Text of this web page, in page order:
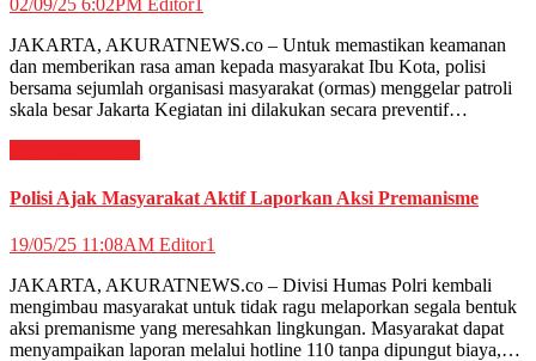
02/09/25 6:02PM Editor1
JAKARTA, AKURATNEWS.co – Untuk memastikan keamanan
dan memberikan rasa aman kepada masyarakat Ibu Kota, polisi
bersama sejumlah organisasi masyarakat (ormas) menggelar patroli
skala besar Jakarta Kegiatan ini dilakukan secara preventif…
Polisi Ajak Masyarakat Aktif Laporkan Aksi Premanisme
19/05/25 11:08AM Editor1
JAKARTA, AKURATNEWS.co – Divisi Humas Polri kembali
mengimbau masyarakat untuk tidak ragu melaporkan segala bentuk
aksi premanisme yang meresahkan lingkungan. Masyarakat dapat
menyampaikan laporan melalui hotline 110 tanpa dipungut biaya,…